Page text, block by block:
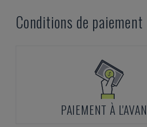
Conditions de paiement
PAIEMENT À